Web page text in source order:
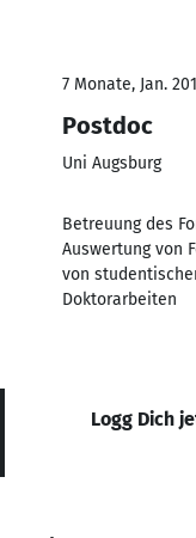
7 Monate, Jan.
Postdoc
Uni Augsburg
Betreuung des
Auswertung von
von
Doktorarbeiten
Logg Dich